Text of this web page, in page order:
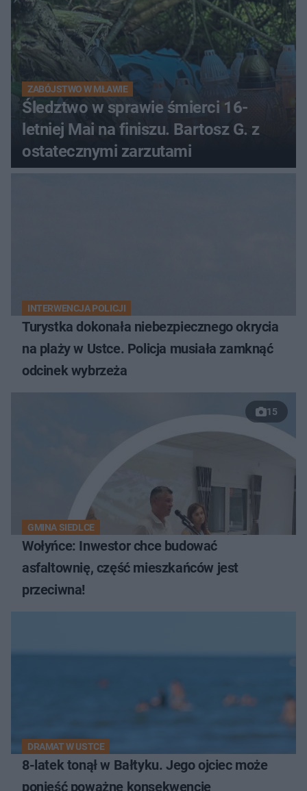
ZABÓJSTWO W MŁAWIE
Śledztwo w sprawie śmierci 16-
letniej Mai na finiszu. Bartosz G. z
ostatecznymi zarzutami
INTERWENCJA POLICJI
Turystka dokonała niebezpiecznego okrycia
na plaży w Ustce. Policja musiała zamknąć
odcinek wybrzeża
15
GMINA SIEDLCE
Wołyńce: Inwestor chce budować
asfaltownię, część mieszkańców jest
przeciwna!
DRAMAT W USTCE
8-latek tonął w Bałtyku. Jego ojciec może
ponieść poważne konsekwencje